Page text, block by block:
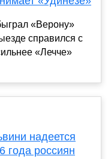
«Верону»
справился с
«Лечче»
надеется
года россиян